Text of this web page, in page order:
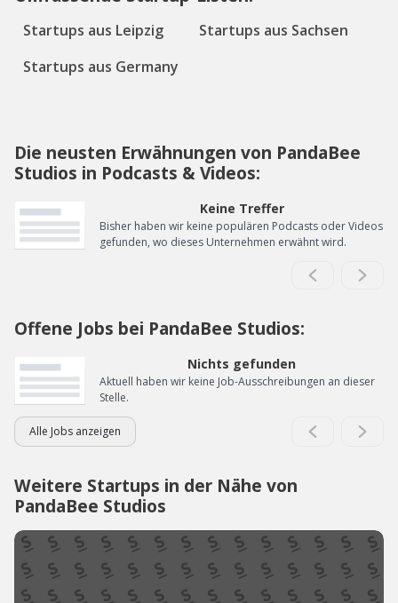
Startups aus Leipzig
Startups aus Sachsen
Startups aus Germany
Die neusten Erwähnungen von PandaBee
Studios in Podcasts & Videos:
Keine Treffer
Bisher haben wir keine populären Podcasts oder Videos
gefunden, wo dieses Unternehmen erwähnt wird.
Offene Jobs bei PandaBee Studios:
Nichts gefunden
Aktuell haben wir keine Job-Ausschreibungen an dieser
Stelle.
Alle Jobs anzeigen
Weitere Startups in der Nähe von
PandaBee Studios